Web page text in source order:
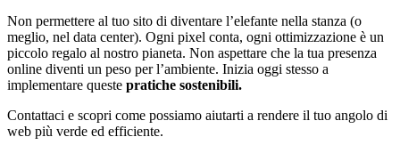
Non permettere al tuo sito di diventare l’elefante nella stanza (o
meglio, nel data center). Ogni pixel conta, ogni ottimizzazione è un
piccolo regalo al nostro pianeta. Non aspettare che la tua presenza
online diventi un peso per l’ambiente. Inizia oggi stesso a
implementare queste pratiche sostenibili.
Contattaci e scopri come possiamo aiutarti a rendere il tuo angolo di
web più verde ed efficiente.